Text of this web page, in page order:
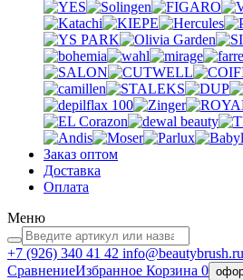
Заказ оптом
Доставка
Оплата
Меню
+7 (926) 340 41 42 info@beautybrush.ru
СравнениеИзбранное Корзина 0